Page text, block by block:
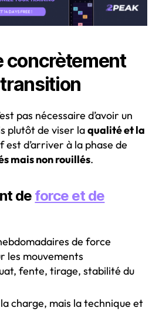
concrètement
pas nécessaire d’avoir un
plutôt de viser laqualité et la
est d’arriver à la phase de
mais non rouillés.
de force et de
de force
les mouvements
fente, tirage, stabilité du
la charge, mais la technique et